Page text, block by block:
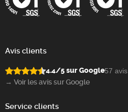
Avis clients
4.4/5 sur Google57 avis
→ Voir les avis sur Google
Service clients